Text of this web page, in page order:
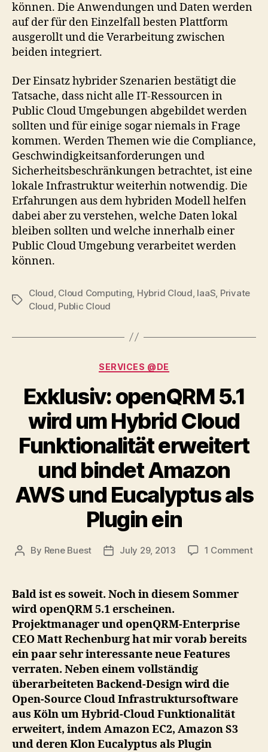
können. Die Anwendungen und Daten werden
auf der für den Einzelfall besten Plattform
ausgerollt und die Verarbeitung zwischen
beiden integriert.
Der Einsatz hybrider Szenarien bestätigt die
Tatsache, dass nicht alle IT-Ressourcen in
Public Cloud Umgebungen abgebildet werden
sollten und für einige sogar niemals in Frage
kommen. Werden Themen wie die Compliance,
Geschwindigkeitsanforderungen und
Sicherheitsbeschränkungen betrachtet, ist eine
lokale Infrastruktur weiterhin notwendig. Die
Erfahrungen aus dem hybriden Modell helfen
dabei aber zu verstehen, welche Daten lokal
bleiben sollten und welche innerhalb einer
Public Cloud Umgebung verarbeitet werden
können.
Tags
Cloud Cloud Computing Hybrid Cloud IaaS Private
Cloud Public Cloud
Categories
SERVICES @DE
Exklusiv: openQRM 5.1
wird um Hybrid Cloud
Funktionalität erweitert
und bindet Amazon
AWS und Eucalyptus als
Plugin ein
Post
By Rene Buest
PostJuly 29, 2013 1 Commenton
Bald ist es soweit. Noch in diesem Sommer
wird openQRM 5.1 erscheinen.
Projektmanager und openQRM-Enterprise
CEO Matt Rechenburg hat mir vorab bereits
ein paar sehr interessante neue Features
verraten. Neben einem vollständig
überarbeiteten Backend-Design wird die
Open-Source Cloud Infrastruktursoftware
aus Köln um Hybrid-Cloud Funktionalität
erweitert, indem Amazon EC2, Amazon S3
und deren Klon Eucalyptus als Plugin